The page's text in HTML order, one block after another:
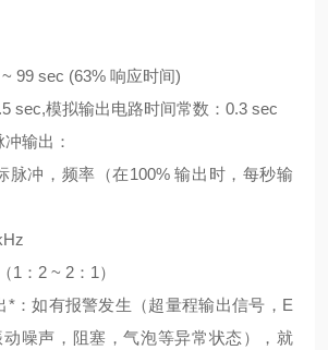
99 sec (63% 响应时间)
sec,模拟输出电路时间常数：0.3 sec
输出：
脉冲，频率（在100% 输出时，每秒输
1：2 ~ 2：1）
*：如有报警发生（超量程输出信号，E
噪声，阻塞，气泡等异常状态），就